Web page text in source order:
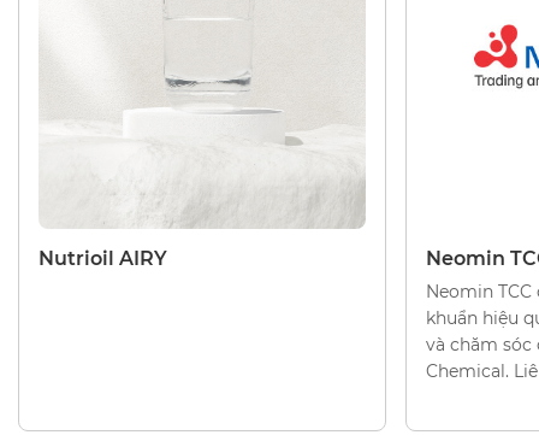
CHẤT LÀM MỀM
Nutrioil AIRY
CHẤT LÀM
Neomin
Neomin
khuẩn hiệu
và chăm sóc
Chemical.